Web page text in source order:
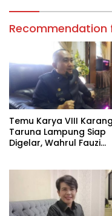
Recommendation
Temu Karya VIII Karang
Taruna Lampung Siap
Digelar, Wahrul Fauzi